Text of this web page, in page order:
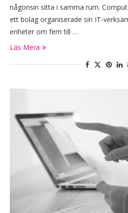
någonsin sitta i samma rum.
ett bolag organiserade sin IT-
enheter om fem till …
Läs Mera